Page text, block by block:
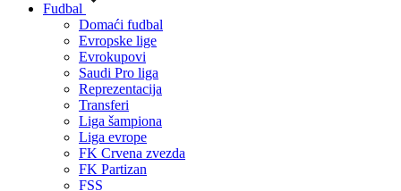
Fudbal
Domaći fudbal
Evropske lige
Evrokupovi
Saudi Pro liga
Reprezentacija
Transferi
Liga šampiona
Liga evrope
FK Crvena zvezda
FK Partizan
FSS